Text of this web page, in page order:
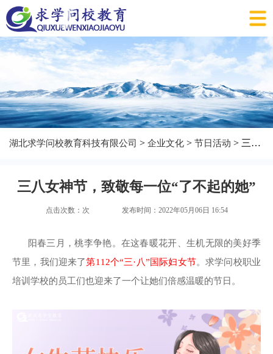
湖北求学问校教育科技有限公司 > 企业文化 > 节日活动 > 三八女神节，致敬每一位“了不起的她”
三八女神节，致敬每一位“了不起的她”
点击次数： 次 发布时间：2022年05月06日 16:54
阳春三月，桃李争艳。在这春暖花开、生机无限的美好季
节里，我们迎来了第112个“三·八”国际妇女节。求学问校职业
培训学校的员工们也迎来了一个让她们倍感温暖的节日。